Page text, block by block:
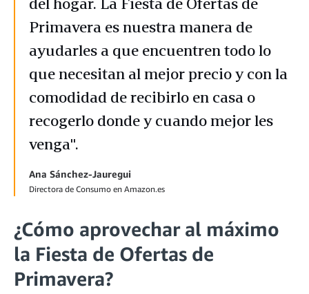
del hogar. La Fiesta de Ofertas de
Primavera es nuestra manera de
ayudarles a que encuentren todo lo
que necesitan al mejor precio y con la
comodidad de recibirlo en casa o
recogerlo donde y cuando mejor les
venga".
Ana Sánchez-Jauregui
Directora de Consumo en Amazon.es
¿Cómo aprovechar al máximo
la Fiesta de Ofertas de
Primavera?